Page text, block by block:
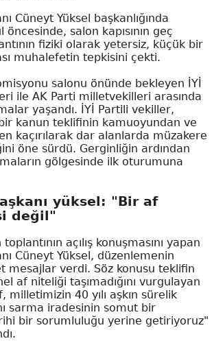
Cüneyt Yüksel başkanlığında
salon kapısının geç
fiziki olarak yetersiz, küçük bir
muhalefetin tepkisini çekti.
salonu önünde bekleyen İYİ
ile AK Parti milletvekilleri arasında
yaşandı. İYİ Partili vekiller,
kanun teklifinin kamuoyundan ve
kaçırılarak dar alanlarda müzakere
öne sürdü. Gerginliğin ardından
gölgesinde ilk oturumuna
yüksel: "Bir af
değil"
açılış konuşmasını yapan
Cüneyt Yüksel, düzenlemenin
mesajlar verdi. Söz konusu teklifin
af niteliği taşımadığını vurgulayan
milletimizin 40 yılı aşkın sürelik
sarma iradesinin somut bir
bir sorumluluğu yerine getiriyoruz"